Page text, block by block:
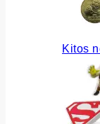
Kitos